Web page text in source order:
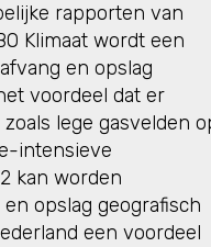
rapporten van
Klimaat wordt een
en opslag
voordeel dat er
lege gasvelden
intensieve
kan worden
opslag geografisch
een voordeel